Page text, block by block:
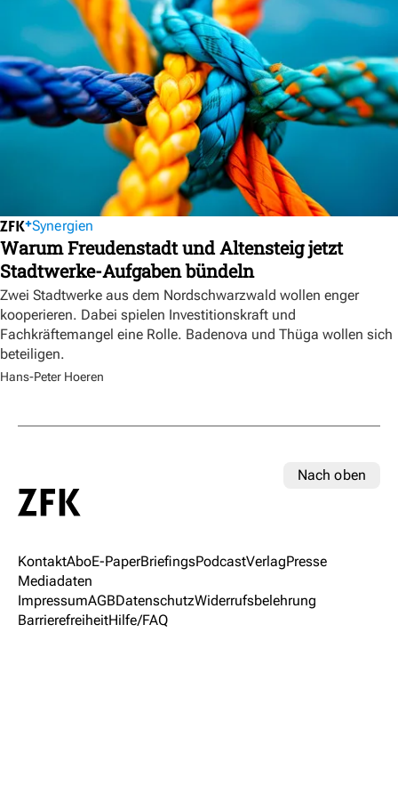
Synergien
Warum Freudenstadt und Altensteig jetzt
Stadtwerke-Aufgaben bündeln
Zwei Stadtwerke aus dem Nordschwarzwald wollen enger
kooperieren. Dabei spielen Investitionskraft und
Fachkräftemangel eine Rolle. Badenova und Thüga wollen sich
beteiligen.
Hans-Peter Hoeren
Nach oben
KontaktAboE-PaperBriefingsPodcastVerlagPresse
Mediadaten
ImpressumAGBDatenschutzWiderrufsbelehrung
BarrierefreiheitHilfe/FAQ